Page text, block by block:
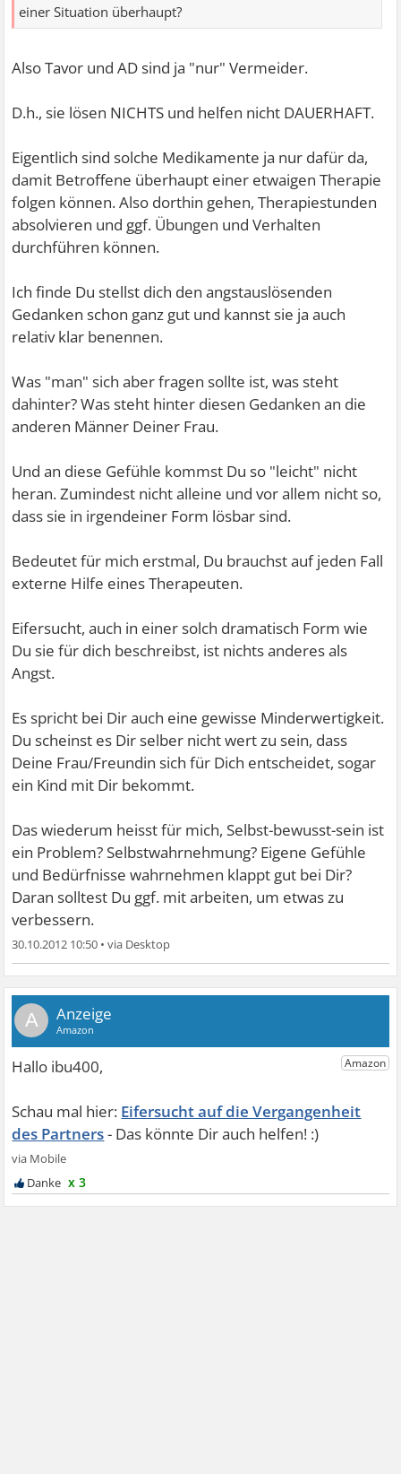
einer Situation überhaupt?
Also Tavor und AD sind ja "nur" Vermeider.
D.h., sie lösen NICHTS und helfen nicht DAUERHAFT.
Eigentlich sind solche Medikamente ja nur dafür da,
damit Betroffene überhaupt einer etwaigen Therapie
folgen können. Also dorthin gehen, Therapiestunden
absolvieren und ggf. Übungen und Verhalten
durchführen können.
Ich finde Du stellst dich den angstauslösenden
Gedanken schon ganz gut und kannst sie ja auch
relativ klar benennen.
Was "man" sich aber fragen sollte ist, was steht
dahinter? Was steht hinter diesen Gedanken an die
anderen Männer Deiner Frau.
Und an diese Gefühle kommst Du so "leicht" nicht
heran. Zumindest nicht alleine und vor allem nicht so,
dass sie in irgendeiner Form lösbar sind.
Bedeutet für mich erstmal, Du brauchst auf jeden Fall
externe Hilfe eines Therapeuten.
Eifersucht, auch in einer solch dramatisch Form wie
Du sie für dich beschreibst, ist nichts anderes als
Angst.
Es spricht bei Dir auch eine gewisse Minderwertigkeit.
Du scheinst es Dir selber nicht wert zu sein, dass
Deine Frau/Freundin sich für Dich entscheidet, sogar
ein Kind mit Dir bekommt.
Das wiederum heisst für mich, Selbst-bewusst-sein ist
ein Problem? Selbstwahrnehmung? Eigene Gefühle
und Bedürfnisse wahrnehmen klappt gut bei Dir?
Daran solltest Du ggf. mit arbeiten, um etwas zu
verbessern.
30.10.2012 10:50 •
A
Eifersucht auf die Vergangenheit
des Partners
x 3